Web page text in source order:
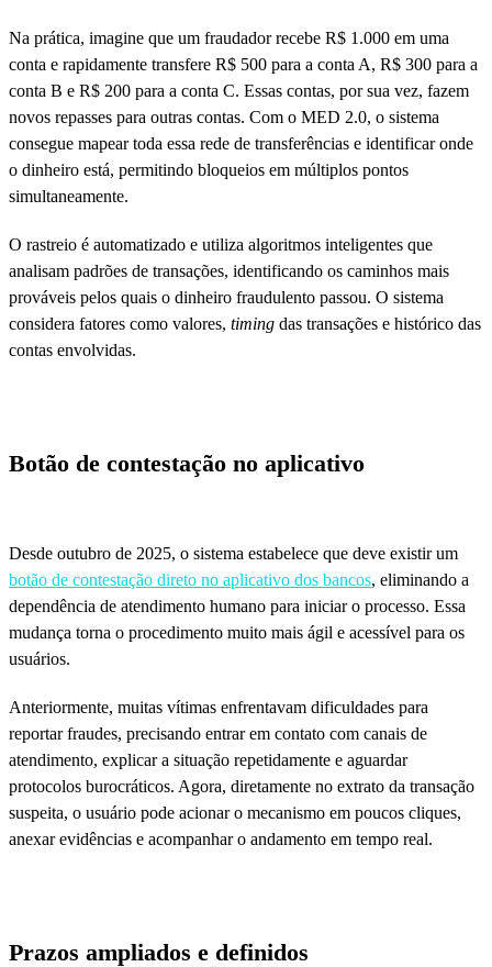
Na prática, imagine que um fraudador recebe R$ 1.000 em uma
conta e rapidamente transfere R$ 500 para a conta A, R$ 300 para a
conta B e R$ 200 para a conta C. Essas contas, por sua vez, fazem
novos repasses para outras contas. Com o MED 2.0, o sistema
consegue mapear toda essa rede de transferências e identificar onde
o dinheiro está, permitindo bloqueios em múltiplos pontos
simultaneamente.
O rastreio é automatizado e utiliza algoritmos inteligentes que
analisam padrões de transações, identificando os caminhos mais
prováveis pelos quais o dinheiro fraudulento passou. O sistema
considera fatores como valores, timing das transações e histórico das
contas envolvidas.
Botão de contestação no aplicativo
Desde outubro de 2025, o sistema estabelece que deve existir um
botão de contestação direto no aplicativo dos bancos, eliminando a
dependência de atendimento humano para iniciar o processo. Essa
mudança torna o procedimento muito mais ágil e acessível para os
usuários.
Anteriormente, muitas vítimas enfrentavam dificuldades para
reportar fraudes, precisando entrar em contato com canais de
atendimento, explicar a situação repetidamente e aguardar
protocolos burocráticos. Agora, diretamente no extrato da transação
suspeita, o usuário pode acionar o mecanismo em poucos cliques,
anexar evidências e acompanhar o andamento em tempo real.
Prazos ampliados e definidos